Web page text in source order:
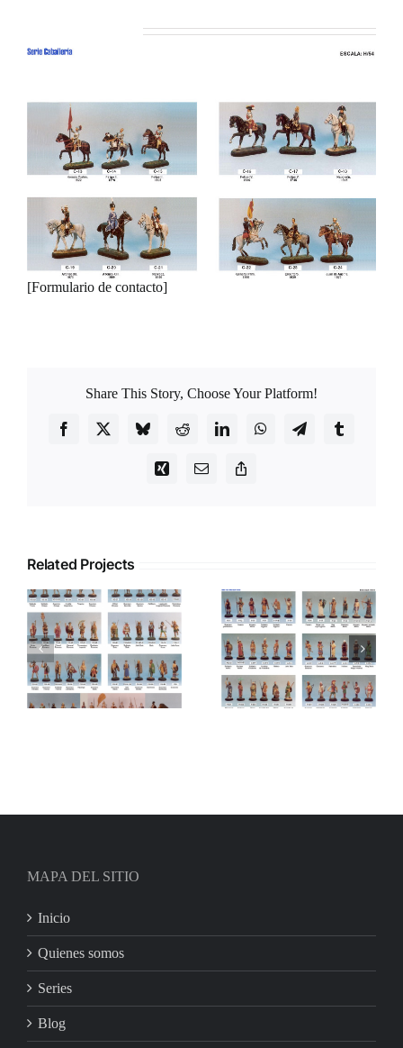
[Formulario de contacto]
Share This Story, Choose Your Platform!
Facebook
X BlueskyRedditLinkedInWhatsAppTelegramTumblr
Xing Email
Copy
Related Projects
MAPA DEL SITIO
Inicio
Quienes somos
Series
Blog